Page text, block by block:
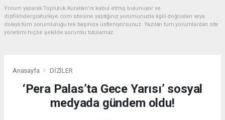
Yorum yazarak Topluluk Kuralları’nı kabul etmiş bulunuyor ve
dizifilmdergisiturkiye.com sitesine yaptığınız yorumunuzla ilgili doğrudan veya
dolaylı tüm sorumluluğu tek başınıza üstleniyorsunuz. Yazılan tüm yorumlardan site
yönetimi hiçbir şekilde sorumlu tutulamaz.
Anasayfa DİZİLER
‘Pera Palas’ta Gece Yarısı’ sosyal
medyada gündem oldu!